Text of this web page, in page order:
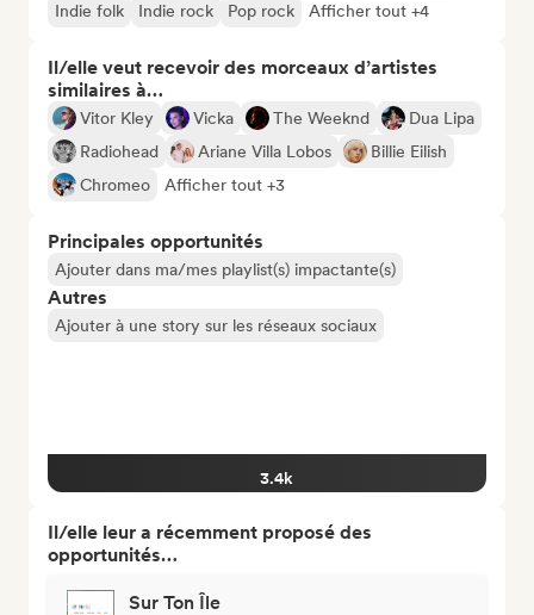
Indie folk
Indie rock Pop rock Afficher tout +4
Il/elle veut recevoir des morceaux d’artistes
similaires à…
Vitor Kley Vicka The Weeknd
Dua Lipa
Radiohead
Ariane Villa Lobos
Billie Eilish
Chromeo
Afficher tout +3
Principales opportunités
Ajouter dans ma/mes playlist(s) impactante(s)
Autres
Ajouter à une story sur les réseaux sociaux
3.4k
Il/elle leur a récemment proposé des
opportunités…
Sur Ton Île